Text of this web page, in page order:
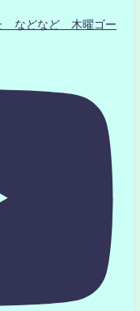
などなど 木曜ゴー